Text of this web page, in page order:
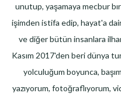
unutup, yaşamaya mecbur
işimden istifa edip, hayat'a
ve diğer bütün insanlara
Kasım 2017'den beri dünya
yolculuğum boyunca,
yazıyorum, fotoğraflıyorum,